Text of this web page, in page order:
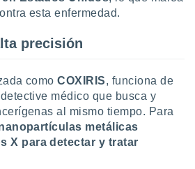
esta enfermedad.
precisión
comoCOXIRIS, funciona de
médico que busca y
al mismo tiempo. Para
metálicas
X para detectar y tratar